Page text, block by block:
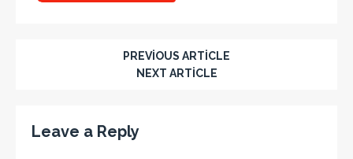
PREVIOUS ARTICLE
NEXT ARTICLE
Leave a Reply